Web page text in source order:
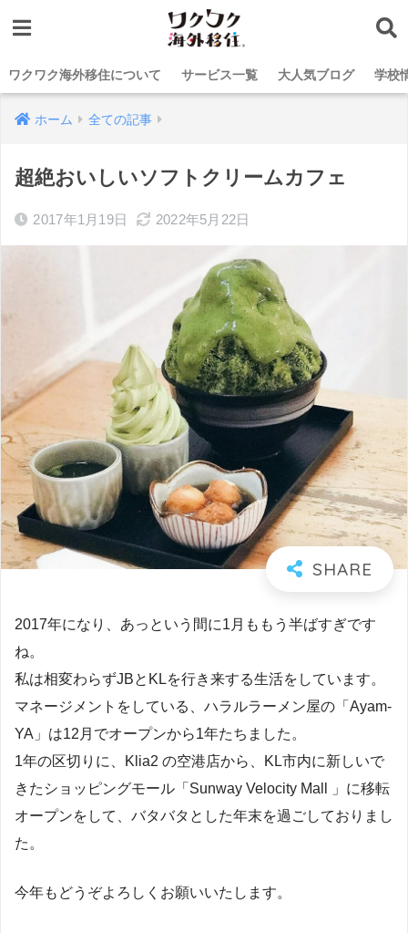
ワクワク海外移住について サービス一覧 大人気ブログ 学校
ホーム 全ての記事
超絶おいしいソフトクリームカフェ
2017年1月19日 2022年5月22日
2017年になり、あっという間に1月ももう半ばすぎです
ね。
私は相変わらずJBとKLを行き来する生活をしています。
マネージメントをしている、ハラルラーメン屋の「Ayam-
YA」は12月でオープンから1年たちました。
1年の区切りに、Klia2 の空港店から、KL市内に新しいで
きたショッピングモール「Sunway Velocity Mall 」に移転
オープンをして、バタバタとした年末を過ごしておりまし
た。
今年もどうぞよろしくお願いいたします。